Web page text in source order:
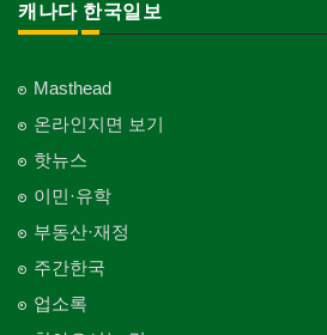
캐나다 한국일보
Masthead
온라인지면 보기
핫뉴스
이민·유학
부동산·재정
주간한국
업소록